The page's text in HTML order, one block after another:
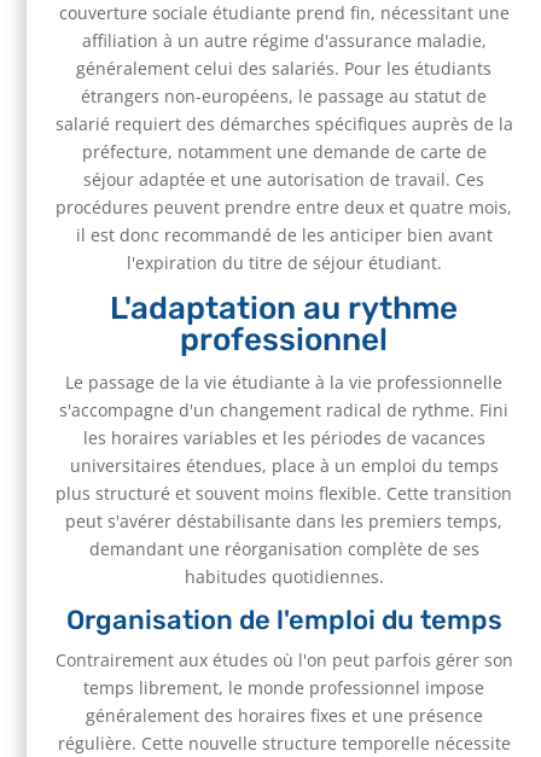
couverture sociale étudiante prend fin, nécessitant une
affiliation à un autre régime d'assurance maladie,
généralement celui des salariés. Pour les étudiants
étrangers non-européens, le passage au statut de
salarié requiert des démarches spécifiques auprès de la
préfecture, notamment une demande de carte de
séjour adaptée et une autorisation de travail. Ces
procédures peuvent prendre entre deux et quatre mois,
il est donc recommandé de les anticiper bien avant
l'expiration du titre de séjour étudiant.
L'adaptation au rythme
professionnel
Le passage de la vie étudiante à la vie professionnelle
s'accompagne d'un changement radical de rythme. Fini
les horaires variables et les périodes de vacances
universitaires étendues, place à un emploi du temps
plus structuré et souvent moins flexible. Cette transition
peut s'avérer déstabilisante dans les premiers temps,
demandant une réorganisation complète de ses
habitudes quotidiennes.
Organisation de l'emploi du temps
Contrairement aux études où l'on peut parfois gérer son
temps librement, le monde professionnel impose
généralement des horaires fixes et une présence
régulière. Cette nouvelle structure temporelle nécessite